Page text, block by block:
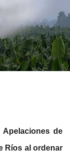
de
Ríos al ordenar